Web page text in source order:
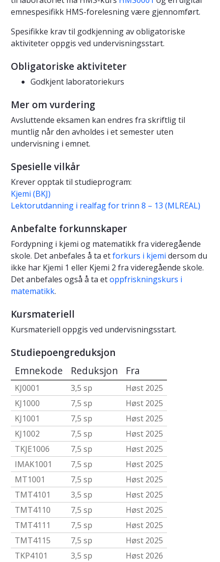
emnespesifikk HMS-forelesning være gjennomført.
Spesifikke krav til godkjenning av obligatoriske
aktiviteter oppgis ved undervisningsstart.
Obligatoriske aktiviteter
Godkjent laboratoriekurs
Mer om vurdering
Avsluttende eksamen kan endres fra skriftlig til
muntlig når den avholdes i et semester uten
undervisning i emnet.
Spesielle vilkår
Krever opptak til studieprogram:
Kjemi (BKJ)
Lektorutdanning i realfag for trinn 8 – 13 (MLREAL)
Anbefalte forkunnskaper
Fordypning i kjemi og matematikk fra videregående
skole. Det anbefales å ta etforkurs i kjemi dersom du
ikke har Kjemi 1 eller Kjemi 2 fra videregående skole.
Det anbefales også å ta etoppfriskningskurs i
matematikk.
Kursmateriell
Kursmateriell oppgis ved undervisningsstart.
Studiepoengreduksjon
Emnekode Reduksjon Fra
KJ0001 3,5 sp
Høst 2025
KJ1000
7,5 sp
Høst 2025
KJ1001
7,5 sp
Høst 2025
KJ1002
7,5 sp
Høst 2025
TKJE1006
7,5 sp
Høst 2025
IMAK1001
7,5 sp
Høst 2025
MT1001
7,5 sp
Høst 2025
TMT4101
3,5 sp
Høst 2025
TMT4110
7,5 sp
Høst 2025
TMT4111
7,5 sp
Høst 2025
TMT4115
7,5 sp
Høst 2025
TKP4101
3,5 sp
Høst 2026